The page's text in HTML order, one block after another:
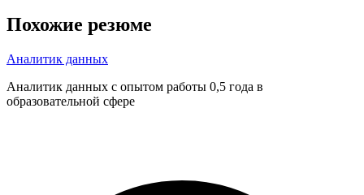
Похожие резюме
Аналитик данных
Аналитик данных с опытом работы 0,5 года в
образовательной сфере